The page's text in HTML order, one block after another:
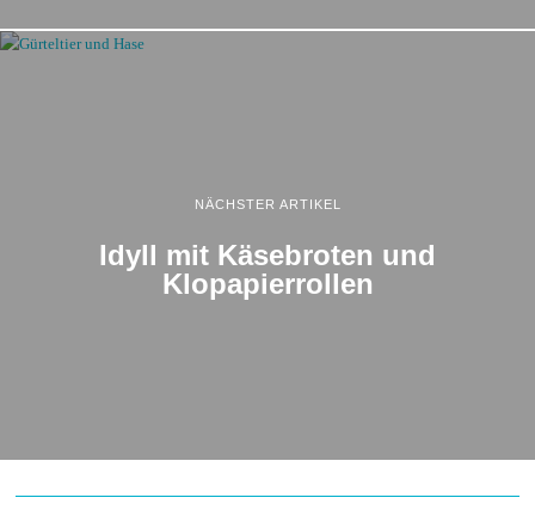
NÄCHSTER ARTIKEL
Idyll mit Käsebroten und
Klopapierrollen